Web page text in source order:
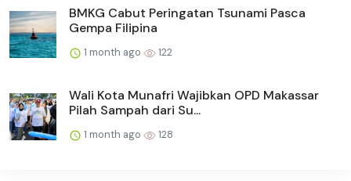
BMKG Cabut Peringatan Tsunami Pasca
Gempa Filipina
1 month ago 122
Wali Kota Munafri Wajibkan OPD Makassar
Pilah Sampah dari Su...
1 month ago 128